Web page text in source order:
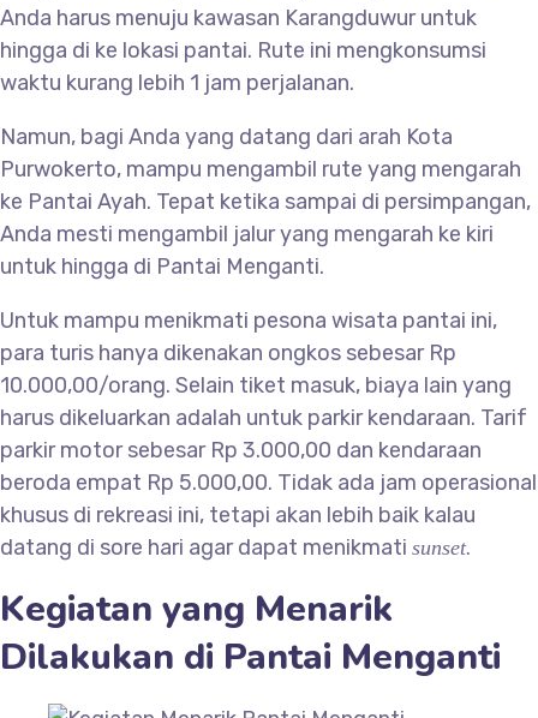
Anda harus menuju kawasan Karangduwur untuk
hingga di ke lokasi pantai. Rute ini mengkonsumsi
waktu kurang lebih 1 jam perjalanan.
Namun, bagi Anda yang datang dari arah Kota
Purwokerto, mampu mengambil rute yang mengarah
ke Pantai Ayah. Tepat ketika sampai di persimpangan,
Anda mesti mengambil jalur yang mengarah ke kiri
untuk hingga di Pantai Menganti.
Untuk mampu menikmati pesona wisata pantai ini,
para turis hanya dikenakan ongkos sebesar Rp
10.000,00/orang. Selain tiket masuk, biaya lain yang
harus dikeluarkan adalah untuk parkir kendaraan. Tarif
parkir motor sebesar Rp 3.000,00 dan kendaraan
beroda empat Rp 5.000,00. Tidak ada jam operasional
khusus di rekreasi ini, tetapi akan lebih baik kalau
datang di sore hari agar dapat menikmati sunset.
Kegiatan yang Menarik
Dilakukan di Pantai Menganti